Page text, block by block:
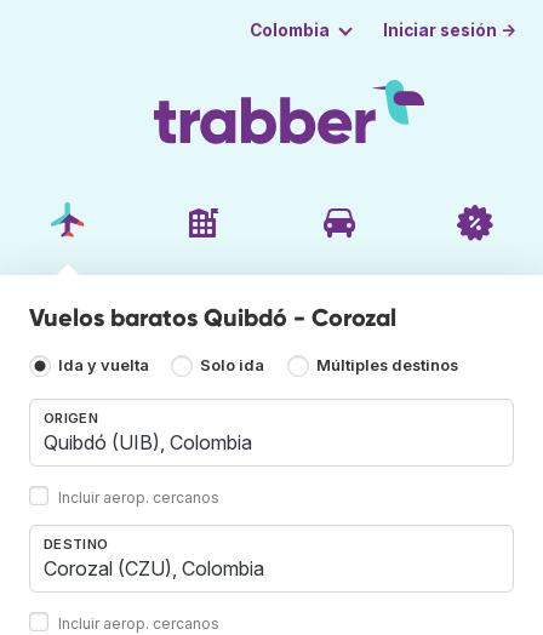
Colombia Iniciar sesión →
Vuelos baratos Quibdó - Corozal
Ida y vuelta Solo ida Múltiples destinos
ORIGEN
Incluir aerop. cercanos
DESTINO
Incluir aerop. cercanos